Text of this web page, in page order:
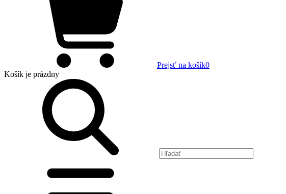
Prejsť na košík0
Košík je prázdny